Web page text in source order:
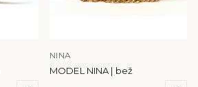
NINA
MODEL NINA | bež